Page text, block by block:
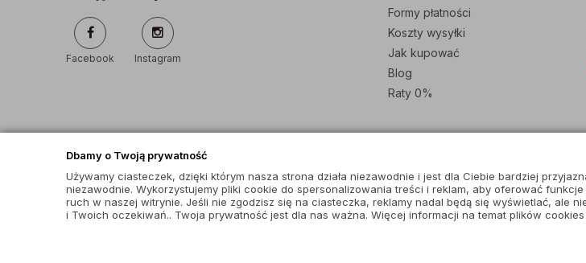
Dbamy o Twoją prywatność
Używamy ciasteczek, dzięki którym nasza strona działa niezawodnie i jest dla Ciebie bardziej
niezawodnie. Wykorzystujemy pliki cookie do spersonalizowania treści i reklam, aby oferować
ruch w naszej witrynie. Jeśli nie zgodzisz się na ciasteczka, reklamy nadal będą się wyświetlać, ale
i Twoich oczekiwań.. Twoja prywatność jest dla nas ważna. Więcej informacji na temat plików
Formy płatności
Koszty wysyłki
Jak kupować
Blog
Raty 0%
Facebook Instagram